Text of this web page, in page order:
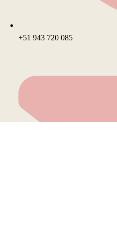
+51 943 720 085